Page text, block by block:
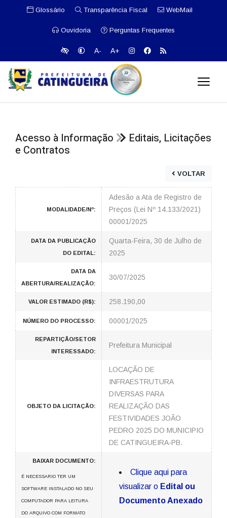
Glossário Transparência Fiscal WebMail
Ouvidoria Perguntas Frequentes
A- A+
Acesso à Informação
Editais, Licitações
e Contratos
VOLTAR
MODALIDADE/Nº:
Adesão a Ata de Registro de
Preços (Lei Nº 14.133/2021)
00001/2025
DATA DA PUBLICAÇÃO
DO EDITAL:
Quarta-Feira, 30 de Julho de
2025
DATA DA
ABERTURA/REALIZAÇÃO:
30/07/2025
VALOR ESTIMADO (R$): 258.190,00
NÚMERO DO PROCESSO: 00001/2025
REPARTIÇÃO/SETOR
INTERESSADO:
Prefeitura Municipal
OBJETO DA LICITAÇÃO:
LOCAÇÃO DE
INFRAESTRUTURA
DIVERSAS PARA
REALIZAÇÃO DAS
FESTIVIDADES JOÃO
PEDRO 2025 DO MUNICIPIO
DE CATINGUEIRA-PB.
BAIXAR DOCUMENTO:
É NECESSARIO TER UM
SOFTWARE INSTALADO NO SEU
COMPUTADOR PARA LEITURA
DO ARQUIVO COM FORMATO
Clique aqui para
visualizar o Edital ou
Documento Anexado